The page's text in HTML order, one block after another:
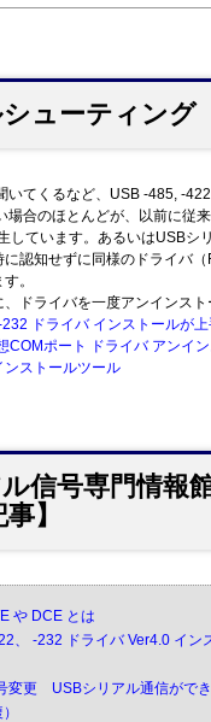
シューティング
いてくるなど、USB -485, -
場合のほとんどが、以前に従
しています。あるいはUSBシ
認知せずに同様のドライバ
。
ドライバを一度アンインスト
ドライバ インストールが
COMポート ドライバ アンイ
ンストールツール
ル信号専門情報
】
や DCE とは
、 -232 ドライバ Ver4.0 イン
変更 USBシリアル通信がで